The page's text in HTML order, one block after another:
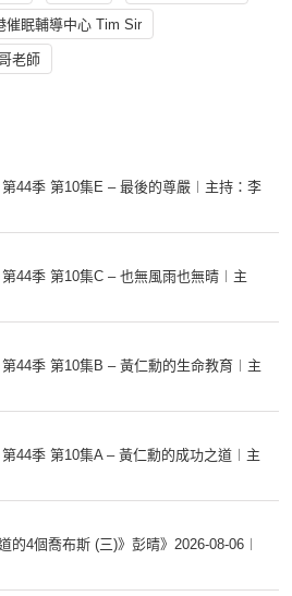
催眠輔導中心 Tim Sir
老師
第44季 第10集E – 最後的尊嚴︱主持：李
第44季 第10集C – 也無風雨也無晴︱主
第44季 第10集B – 黃仁勳的生命教育︱主
第44季 第10集A – 黃仁勳的成功之道︱主
的4個喬布斯 (三)》彭晴》2026-08-06︱